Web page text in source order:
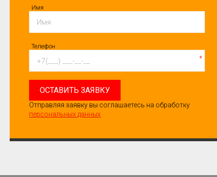
Имя
Телефон
*
ОСТАВИТЬ ЗАЯВКУ
Отправляя заявку вы соглашаетесь на обработку
персональных данных